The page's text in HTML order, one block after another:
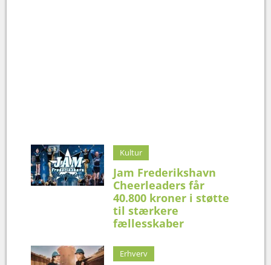
Kultur
Jam Frederikshavn
Cheerleaders får
40.800 kroner i støtte
til stærkere
fællesskaber
Erhverv